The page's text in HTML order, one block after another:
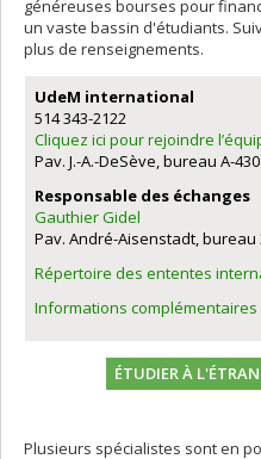
généreuses bourses pour
un vaste bassin d'étudiants.
plus de renseignements.
UdeM international
514 343-2122
Cliquez ici pour rejoindre
Pav. J.-A.-DeSève, bureau A-
Responsable des échanges
Gauthier Gidel
Pav. André-Aisenstadt, bureau
Répertoire des ententes
Informations complémentaires
ÉTUDIER À
Plusieurs spécialistes sont en